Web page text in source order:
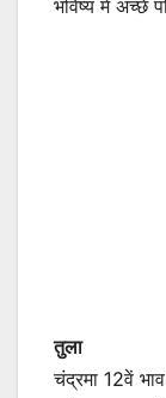
भविष्य में अच्छे
तुला
चंद्रमा 12वें